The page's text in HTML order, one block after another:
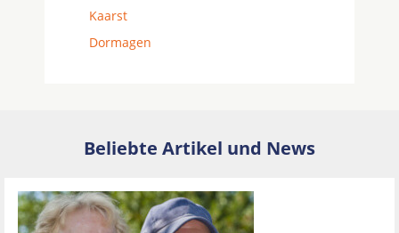
Kaarst
Dormagen
Beliebte Artikel und News